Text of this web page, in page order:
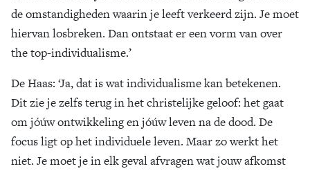
de omstandigheden waarin je leeft verkeerd zijn. Je moet
hiervan losbreken. Dan ontstaat er een vorm van over
the top-individualisme.’
De Haas: ‘Ja, dat is wat individualisme kan betekenen.
Dit zie je zelfs terug in het christelijke geloof: het gaat
om jóúw ontwikkeling en jóúw leven na de dood. De
focus ligt op het individuele leven. Maar zo werkt het
niet. Je moet je in elk geval afvragen wat jouw afkomst